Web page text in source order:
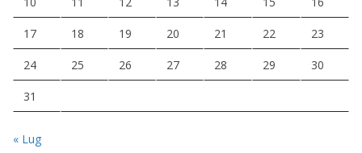
17 18 19 20 21 22 23
24 25 26 27 28 29 30
31
« Lug